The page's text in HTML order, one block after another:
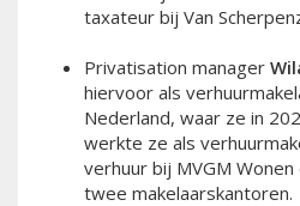
taxateur bij Van
Privatisation manager
hiervoor als
Nederland, waar ze in
werkte ze als
verhuur bij MVGM
twee makelaarskantoren.